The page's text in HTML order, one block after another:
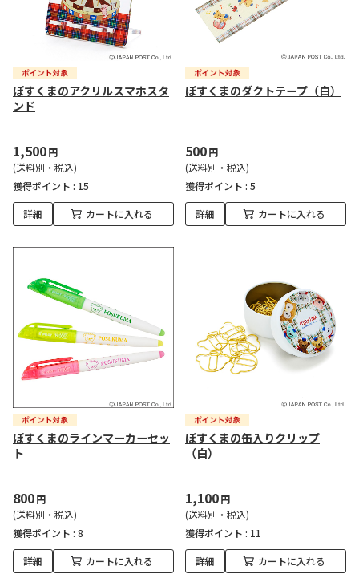
ぽすくまのアクリルスマホスタ
ンド
1,500円
(送料別・税込)
獲得ポイント : 15
詳細 カートに入れる
ぽすくまのダクトテープ（白）
500円
(送料別・税込)
獲得ポイント : 5
詳細 カートに入れる
ぽすくまのラインマーカーセッ
ト
800円
(送料別・税込)
獲得ポイント : 8
詳細 カートに入れる
ぽすくまの缶入りクリップ
（白）
1,100円
(送料別・税込)
獲得ポイント : 11
詳細 カートに入れる